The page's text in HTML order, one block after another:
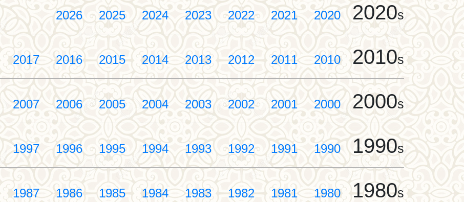
2020s
2020
2021
2022
2023
2024
2025
2026
2010s
2010
2011
2012
2013
2014
2015
2016
2017
2000s
2000
2001
2002
2003
2004
2005
2006
2007
1990s
1990
1991
1992
1993
1994
1995
1996
1997
1980s
1980
1981
1982
1983
1984
1985
1986
1987